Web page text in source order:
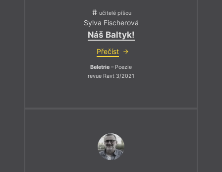
učitelé píšou
Sylva Fischerová
Náš Baltyk!
Přečíst
Beletrie – Poezie
revue Ravt 3/2021